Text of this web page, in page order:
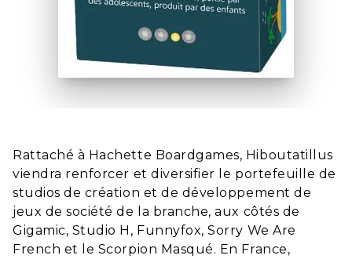
Rattaché à Hachette Boardgames, Hiboutatillus
viendra renforcer et diversifier le portefeuille de
studios de création et de développement de
jeux de société de la branche, aux côtés de
Gigamic, Studio H, Funnyfox, Sorry We Are
French et le Scorpion Masqué. En France,